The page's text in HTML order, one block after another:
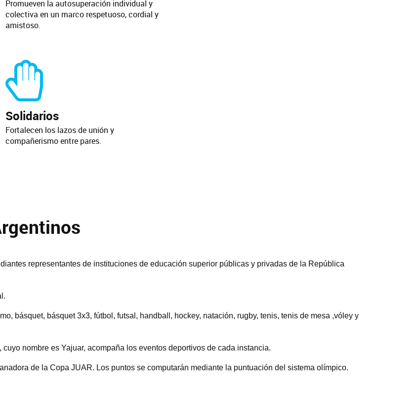
Promueven la autosuperación individual y
colectiva en un marco respetuoso, cordial y
amistoso.
Solidarios
Fortalecen los lazos de unión y
compañerismo entre pares.
representantes de instituciones de educación superior públicas y privadas de la República
básquet, básquet 3x3, fútbol, futsal, handball, hockey, natación, rugby, tenis, tenis de mesa ,vóley y
nombre es Yajuar, acompaña los eventos deportivos de cada instancia.
de la Copa JUAR. Los puntos se computarán mediante la puntuación del sistema olímpico.